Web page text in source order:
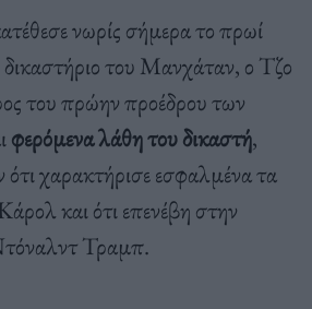
νωρίς σήμερα το πρωί
του Μανχάταν, ο Τζο
του πρώην προέδρου των
φερόμενα λάθη του δικαστή,
χαρακτήρισε εσφαλμένα τα
και ότι επενέβη στην
Τραμπ.